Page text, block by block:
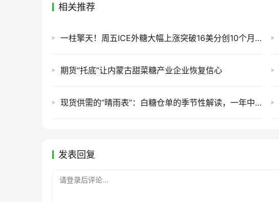
相关推荐
一柱擎天！周五ICE外糖大幅上涨突破16美分创10个月新高，下周一国内……
期货“托底”让内蒙古甜菜糖产业企业恢复信心
现货供需的“晴雨表”：白糖仓单的季节性解读，一年中何时集中生成和注销？
发表回复
请登录后评论...